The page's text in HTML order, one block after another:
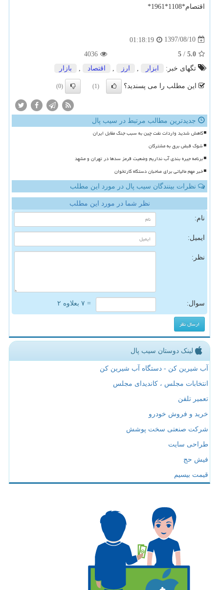
اقتصام*1108*1961*
1397/08/10
01:18:19
5.0
/
5
4036
تگهای خبر:
ابزار ارز اقتصاد بازار
این مطلب را می پسندید؟ (1)
(0)
جدیدترین مطالب مرتبط در سیب پال
کاهش شدید واردات نفت چین به سبب جنگ مقابل ایران
شوک قبض برق به مشترکان
برنامه جیره بندی آب نداریم وضعیت قرمز سدها در تهران و مشهد
خبر مهم مالیاتی برای صاحبان دستگاه کارتخوان
نظرات بینندگان سیب پال در مورد این مطلب
نظر شما در مورد این مطلب
نام:
ایمیل:
نظر:
سوال: = ۷ بعلاوه ۲
لینک دوستان سیب پال
آب شیرین کن - دستگاه آب شیرین کن
انتخابات مجلس ، کاندیدای مجلس
تعمیر تلفن
خرید و فروش خودرو
شرکت صنعتی سخت پوشش
طراحی سایت
فیش حج
قیمت بیسیم